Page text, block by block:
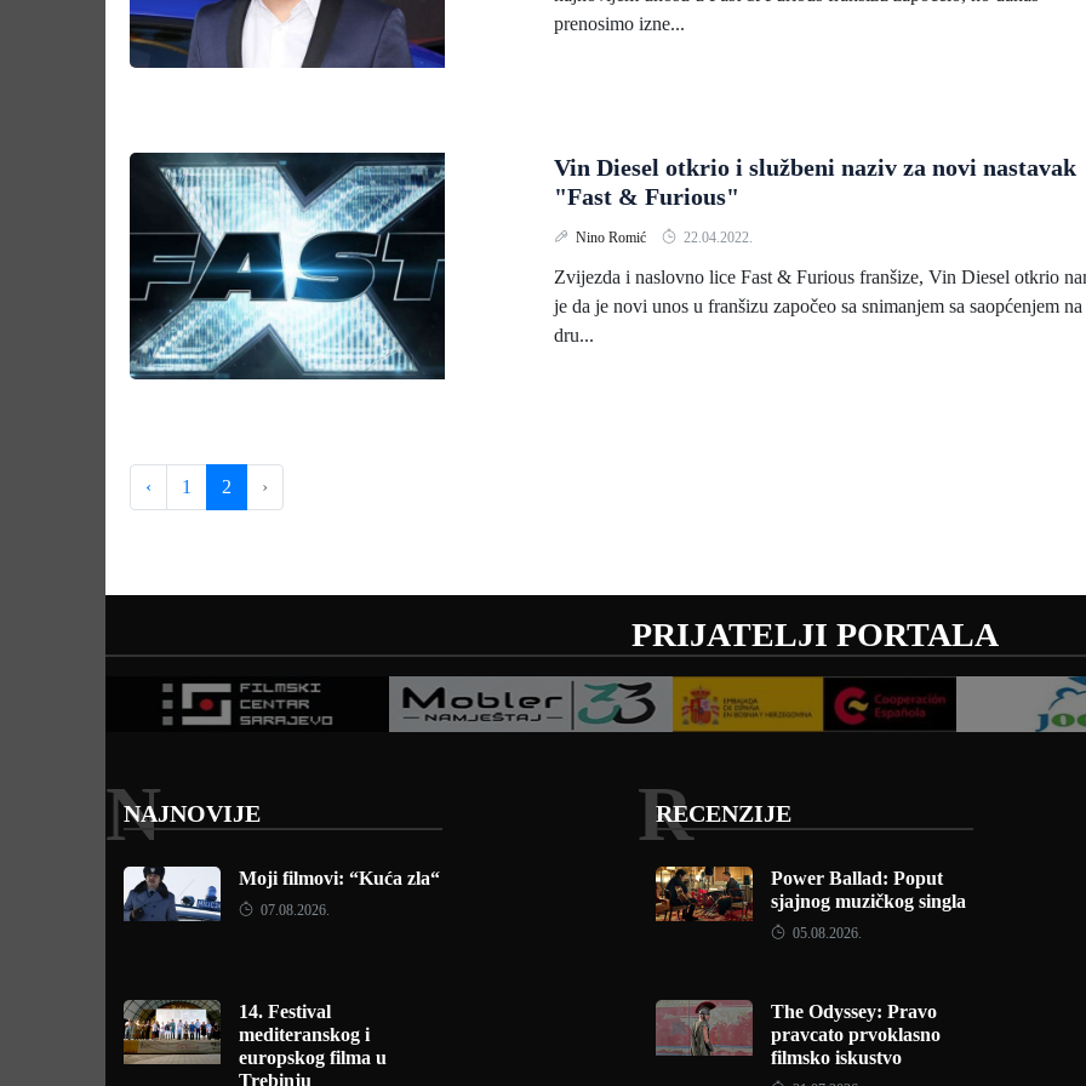
prenosimo izne...
Vin Diesel otkrio i službeni naziv za novi nastavak
"Fast & Furious"
Nino Romić 22.04.2022.
Zvijezda i naslovno lice Fast & Furious franšize, Vin Diesel otkrio
je da je novi unos u franšizu započeo sa snimanjem sa saopćenjem na
dru...
‹ 1 2 ›
PRIJATELJI PORTALA
NAJNOVIJE
N
Moji filmovi: “Kuća zla“
07.08.2026.
14. Festival
mediteranskog i
europskog filma u
Trebinju
RECENZIJE
R
Power Ballad: Poput
sjajnog muzičkog singla
05.08.2026.
The Odyssey: Pravo
pravcato prvoklasno
filmsko iskustvo